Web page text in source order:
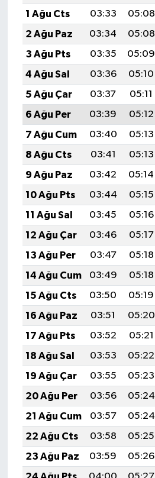
1 Ağu Cts
03:33 05:08
2 Ağu Paz
03:34 05:08
3 Ağu Pts
03:35 05:09
4 Ağu Sal
03:36 05:10
5 Ağu Çar
03:37 05:11
6 Ağu Per
03:39 05:12
7 Ağu Cum
03:40 05:13
8 Ağu Cts
03:41 05:13
9 Ağu Paz
03:42 05:14
10 Ağu Pts
03:44 05:15
11 Ağu Sal
03:45 05:16
12 Ağu Çar
03:46 05:17
13 Ağu Per
03:47 05:18
14 Ağu Cum
03:49 05:18
15 Ağu Cts
03:50 05:19
16 Ağu Paz
03:51 05:20
17 Ağu Pts
03:52 05:21
18 Ağu Sal
03:53 05:22
19 Ağu Çar
03:55 05:23
20 Ağu Per
03:56 05:24
21 Ağu Cum
03:57 05:24
22 Ağu Cts
03:58 05:25
23 Ağu Paz
03:59 05:26